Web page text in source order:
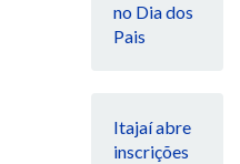
no Dia dos
Pais
Itajaí abre
inscrições